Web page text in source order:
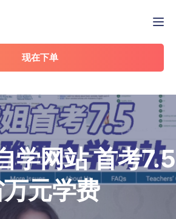
现在下单
学网站 首考7.5
元学费